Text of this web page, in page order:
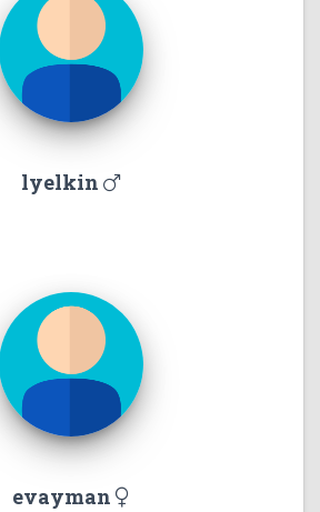
lyelkin
evayman